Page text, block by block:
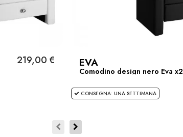
219,00 € EVA
Comodino design nero Eva x2
CONSEGNA: UNA SETTIMANA